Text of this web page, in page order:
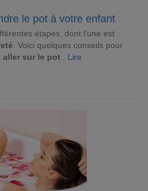
le pot à votre enfant
étapes, dont l'une est
. Voici quelques conseils pour
aller sur le pot
Lire